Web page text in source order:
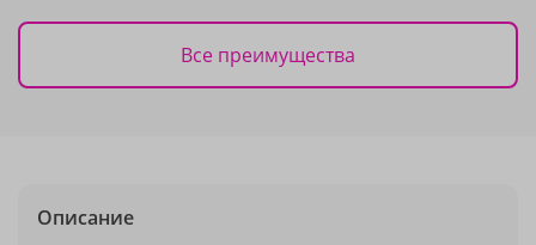
Все преимущества
Описание